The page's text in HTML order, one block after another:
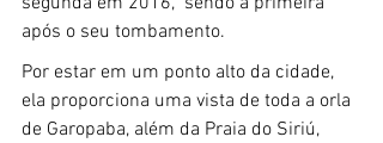
após o seu tombamento.
Por estar em um ponto alto da cidade,
ela proporciona uma vista de toda a orla
de Garopaba, além da Praia do Siriú,